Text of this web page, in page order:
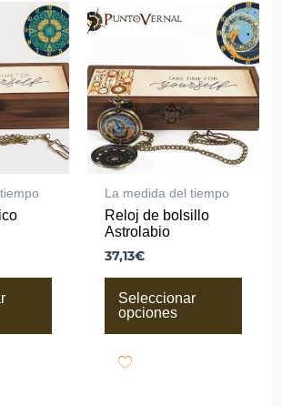
La medida del tiempo
Reloj de bolsillo
Astrolabio
37,13€
Seleccionar
opciones
Este
producto
variantes.
Las
opciones
se
pueden
elegir
en
la
de
producto